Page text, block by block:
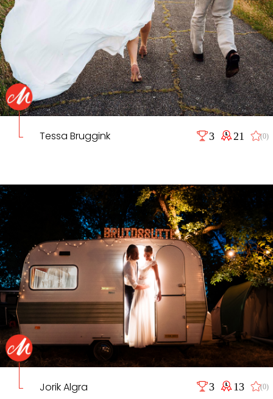
Tessa Bruggink 3 21 (0)
Jorik Algra 3 13 (0)